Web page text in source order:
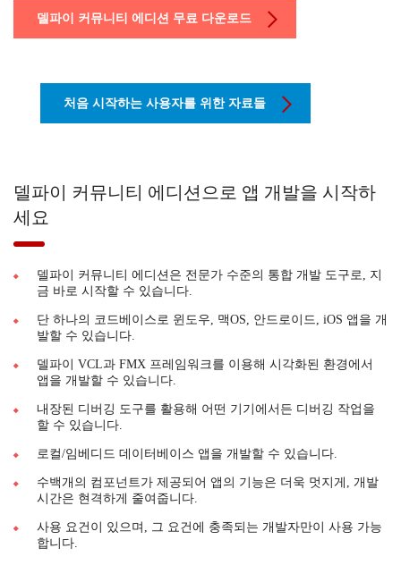
델파이 커뮤니티 에디션 무료 다운로드
처음 시작하는 사용자를 위한 자료들
델파이 커뮤니티 에디션으로 앱 개발을 시작하
세요
델파이 커뮤니티 에디션은 전문가 수준의 통합 개발 도구로, 지
금 바로 시작할 수 있습니다.
단 하나의 코드베이스로 윈도우, 맥OS, 안드로이드, iOS 앱을 개
발할 수 있습니다.
델파이 VCL과 FMX 프레임워크를 이용해 시각화된 환경에서
앱을 개발할 수 있습니다.
내장된 디버깅 도구를 활용해 어떤 기기에서든 디버깅 작업을
할 수 있습니다.
로컬/임베디드 데이터베이스 앱을 개발할 수 있습니다.
수백개의 컴포넌트가 제공되어 앱의 기능은 더욱 멋지게, 개발
시간은 현격하게 줄여줍니다.
사용 요건이 있으며, 그 요건에 충족되는 개발자만이 사용 가능
합니다.